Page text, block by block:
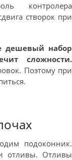
контролера
створок при
дешевый набор
сложности.
Поэтому при
подоконник.
отливы. Отливы